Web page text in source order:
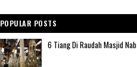
POPULAR POSTS
6 Tiang Di Raudah Masjid